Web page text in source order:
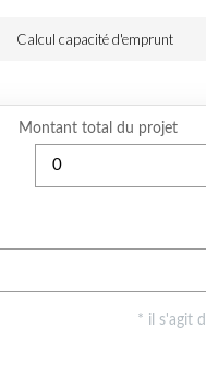
Calcul capacité d'emprunt